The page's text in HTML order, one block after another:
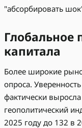
"абсорбировать
Глобальное
капитала
Более широкие
опроса.
фактически
геополитический
2025 году до 132 в